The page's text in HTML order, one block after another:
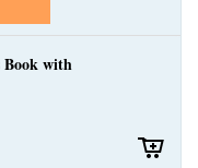
with